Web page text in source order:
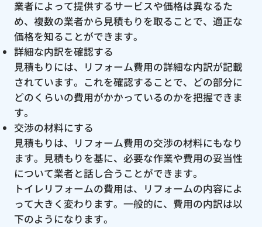
業者によって提供するサービスや価格は異なるた
め、複数の業者から見積もりを取ることで、適正な
価格を知ることができます。
詳細な内訳を確認する
見積もりには、リフォーム費用の詳細な内訳が記載
されています。これを確認することで、どの部分に
どのくらいの費用がかかっているのかを把握できま
す。
交渉の材料にする
見積もりは、リフォーム費用の交渉の材料にもなり
ます。見積もりを基に、必要な作業や費用の妥当性
について業者と話し合うことができます。
トイレリフォームの費用は、リフォームの内容によ
って大きく変わります。一般的に、費用の内訳は以
下のようになります。